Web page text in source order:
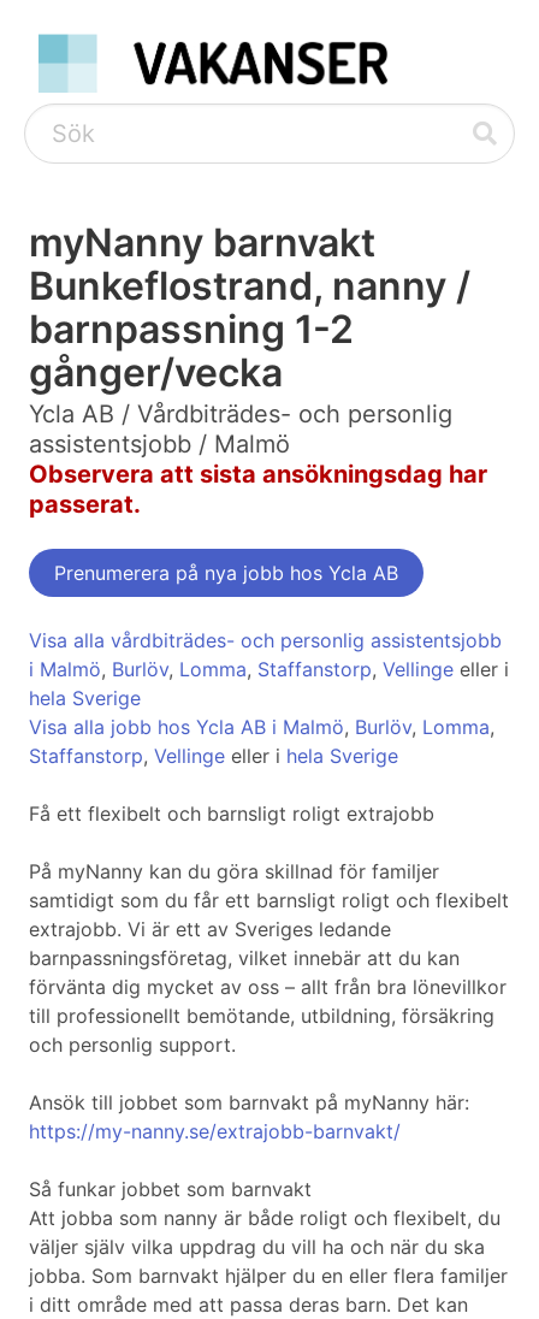
myNanny barnvakt
Bunkeflostrand, nanny /
barnpassning 1-2
gånger/vecka
Ycla AB / Vårdbiträdes- och personlig
assistentsjobb / Malmö
Observera att sista ansökningsdag har
passerat.
Prenumerera på nya jobb hos Ycla AB
Visa alla vårdbiträdes- och personlig assistentsjobb
i Malmö, Burlöv, Lomma, Staffanstorp, Vellinge eller i
hela Sverige
Visa alla jobb hos Ycla AB i Malmö, Burlöv, Lomma,
Staffanstorp, Vellinge eller i hela Sverige
Få ett flexibelt och barnsligt roligt extrajobb
På myNanny kan du göra skillnad för familjer
samtidigt som du får ett barnsligt roligt och flexibelt
extrajobb. Vi är ett av Sveriges ledande
barnpassningsföretag, vilket innebär att du kan
förvänta dig mycket av oss – allt från bra lönevillkor
till professionellt bemötande, utbildning, försäkring
och personlig support.
Ansök till jobbet som barnvakt på myNanny här:
https://my-nanny.se/extrajobb-barnvakt/
Så funkar jobbet som barnvakt
Att jobba som nanny är både roligt och flexibelt, du
väljer själv vilka uppdrag du vill ha och när du ska
jobba. Som barnvakt hjälper du en eller flera familjer
i ditt område med att passa deras barn. Det kan